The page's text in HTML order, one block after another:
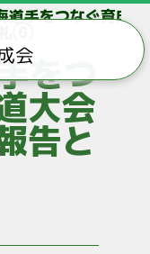
手をつなぐ育成会
⑥
をつ
大会
告と